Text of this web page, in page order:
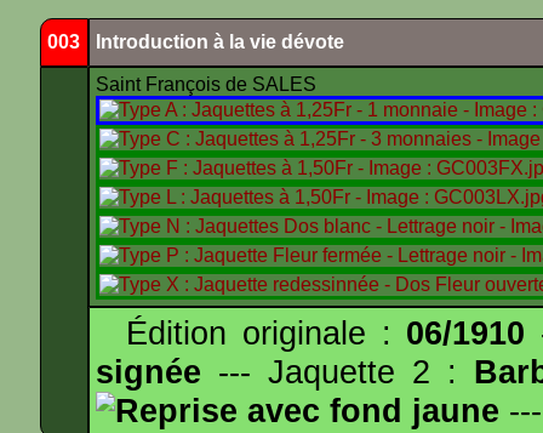
003 Introduction à la vie dévote
Saint François de SALES
Édition originale : 06/1910
signée --- Jaquette 2 :
Reprise avec fond jaune ---